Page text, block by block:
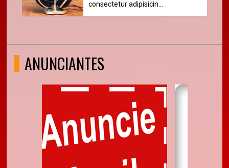
consectetur adipisicin...
ANUNCIANTES